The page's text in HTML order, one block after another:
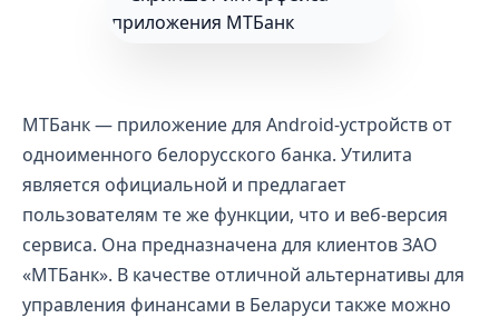
МТБанк — приложение для Android-устройств от
одноименного белорусского банка. Утилита
является официальной и предлагает
пользователям те же функции, что и веб-версия
сервиса. Она предназначена для клиентов ЗАО
«МТБанк». В качестве отличной альтернативы для
управления финансами в Беларуси также можно